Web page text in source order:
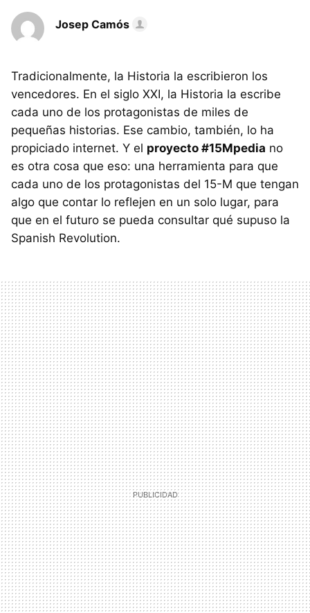
Josep Camós
Tradicionalmente, la Historia la escribieron los
vencedores. En el siglo XXI, la Historia la escribe
cada uno de los protagonistas de miles de
pequeñas historias. Ese cambio, también, lo ha
propiciado internet. Y el proyecto #15Mpedia no
es otra cosa que eso: una herramienta para que
cada uno de los protagonistas del 15-M que tengan
algo que contar lo reflejen en un solo lugar, para
que en el futuro se pueda consultar qué supuso la
Spanish Revolution.